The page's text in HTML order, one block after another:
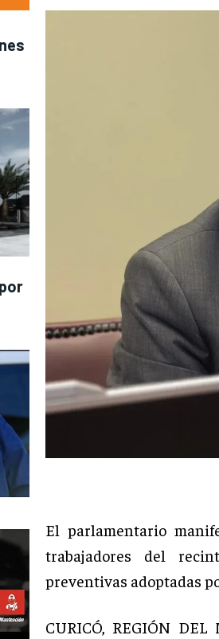
El parlamentario
trabajadores del
preventivas adoptadas
CURICÓ, REGIÓN